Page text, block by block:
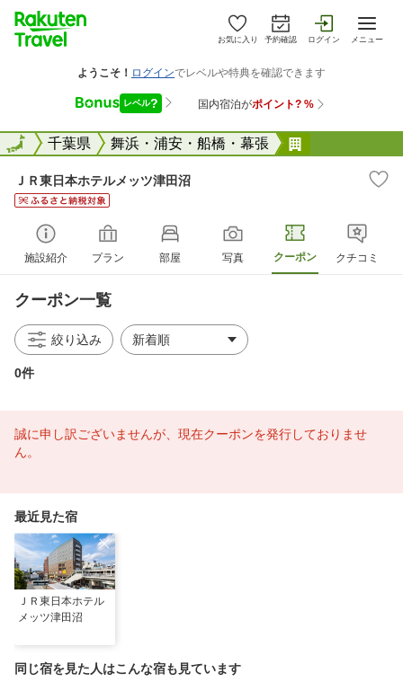
お気に入り 予約確認 ログイン メニュー
全国千葉県 舞浜・浦安・船橋・幕張
全国
ＪＲ東日本ホテルメッツ津田沼
施設紹介 プラン 部屋 写真 クーポン クチコミ
クーポン一覧
絞り込み
0件
誠に申し訳ございませんが、現在クーポンを発行しておりませ
ん。
最近見た宿
ＪＲ東日本ホテル
メッツ津田沼
同じ宿を見た人はこんな宿も見ています